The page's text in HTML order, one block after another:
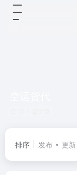
排序 发布 更新